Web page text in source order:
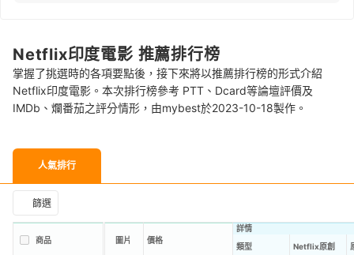
Netflix印度電影 推薦排行榜
掌握了挑選時的各項要點後，接下來將以推薦排行榜的形式介紹
Netflix印度電影。本次排行榜參考 PTT、Dcard等論壇評價及
IMDb、爛番茄之評分情形，由mybest於2023-10-18製作。
人氣排行
篩選
商品 圖片 價格
詳情
類型
Netflix原創